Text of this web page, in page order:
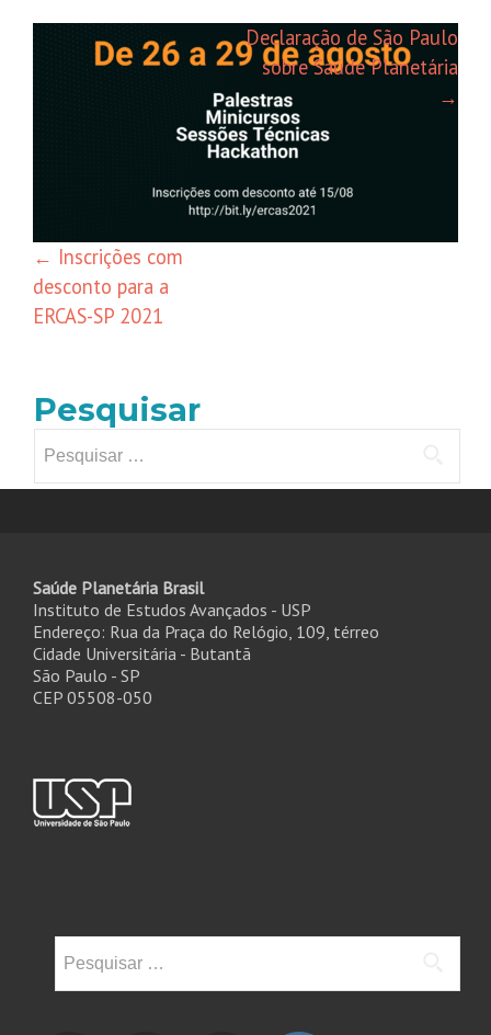
Navegação
← Inscrições com
desconto para a
ERCAS-SP 2021
Declaração de São Paulo
sobre Saúde Planetária
→
Pesquisar
por:
Saúde Planetária Brasil
Instituto de Estudos Avançados - USP
Endereço: Rua da Praça do Relógio, 109, térreo
Cidade Universitária - Butantã
São Paulo - SP
CEP 05508-050
por: